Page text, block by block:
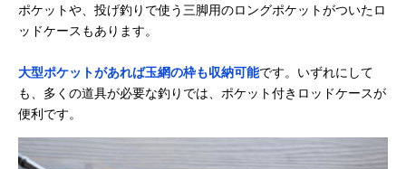
ポケットや、投げ釣りで使う三脚用のロングポケットがついたロ
ッドケースもあります。
大型ポケットがあれば玉網の枠も収納可能です。いずれにして
も、多くの道具が必要な釣りでは、ポケット付きロッドケースが
便利です。